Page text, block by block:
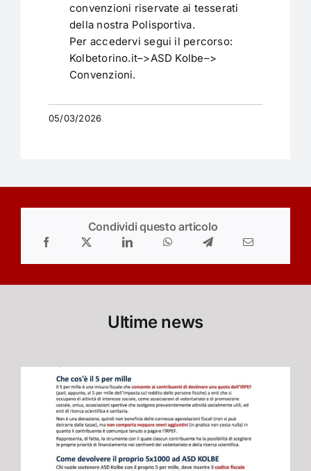
convenzioni riservate ai tesserati
della nostra Polisportiva.
Per accedervi segui il percorso:
Kolbetorino.it–>ASD Kolbe–>
Convenzioni.
05/03/2026
Condividi questo articolo
Ultime news